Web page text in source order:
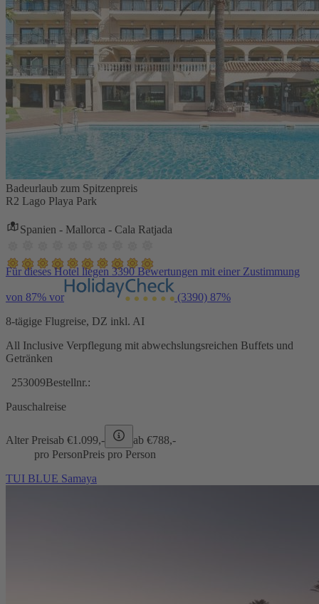
Badeurlaub zum Spitzenpreis
R2 Lago Playa Park
Spanien - Mallorca - Cala Ratjada
Für dieses Hotel liegen 3390 Bewertungen mit einer Zustimmung
von 87% vor (3390) 87%
8-tägige Flugreise, DZ inkl. AI
All Inclusive Verpflegung mit abwechslungsreichen Buffets und
Getränken
253009Bestellnr.:
Pauschalreise
Alter Preisab €1.099,- ab €788,-
pro PersonPreis pro Person
TUI BLUE Samaya